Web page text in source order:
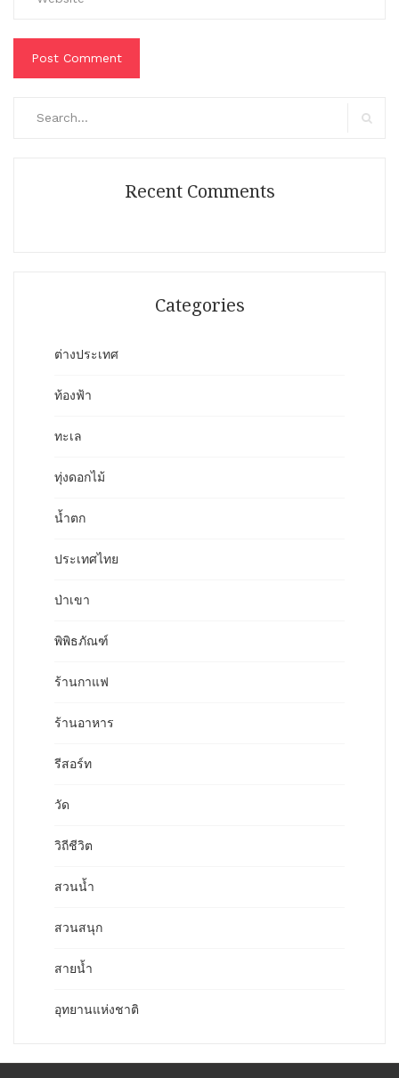
Recent Comments
Categories
ต่างประเทศ
ท้องฟ้า
ทะเล
ทุ่งดอกไม้
น้ำตก
ประเทศไทย
ป่าเขา
พิพิธภัณฑ์
ร้านกาแฟ
ร้านอาหาร
รีสอร์ท
วัด
วิถีชีวิต
สวนน้ำ
สวนสนุก
สายน้ำ
อุทยานแห่งชาติ